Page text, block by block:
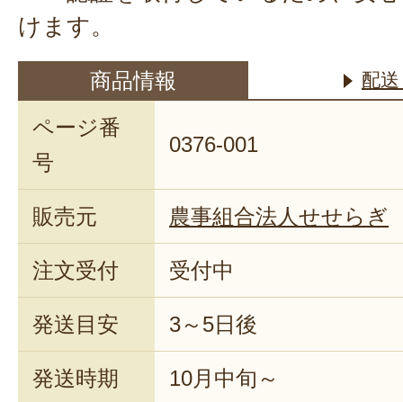
けます。
商品情報 配
ページ番
号
0376-001
販売元 農事組合法人せせらぎ
注文受付 受付中
発送目安 3～5日後
発送時期 10月中旬～